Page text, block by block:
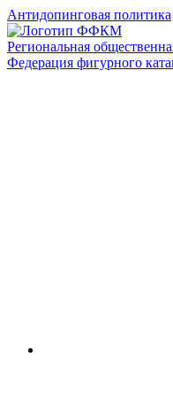
Антидопинговая политика
Региональная
Федерация фигурного